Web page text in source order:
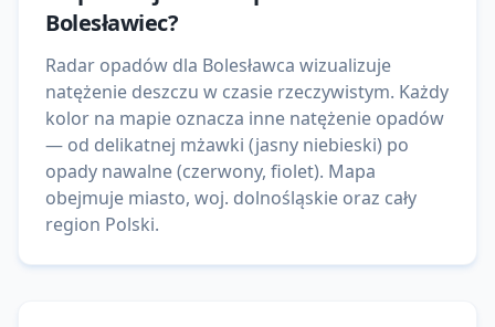
Bolesławiec?
Radar opadów dla Bolesławca wizualizuje
natężenie deszczu w czasie rzeczywistym. Każdy
kolor na mapie oznacza inne natężenie opadów
— od delikatnej mżawki (jasny niebieski) po
opady nawalne (czerwony, fiolet). Mapa
obejmuje miasto, woj. dolnośląskie oraz cały
region Polski.